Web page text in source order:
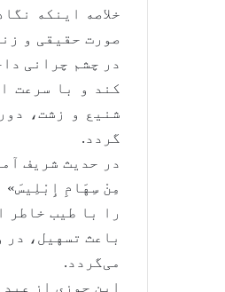
خلاصه اینکه
صورت حقیقی و
در چشم چرانی
کند و با سرعت
شنیع و زشت،
گردد.
در حدیث شریف
مِنْ سِهَامِ
را با طیب خاطر
باعث تسهیل، در
می‌گردد.
ابن جوزی از